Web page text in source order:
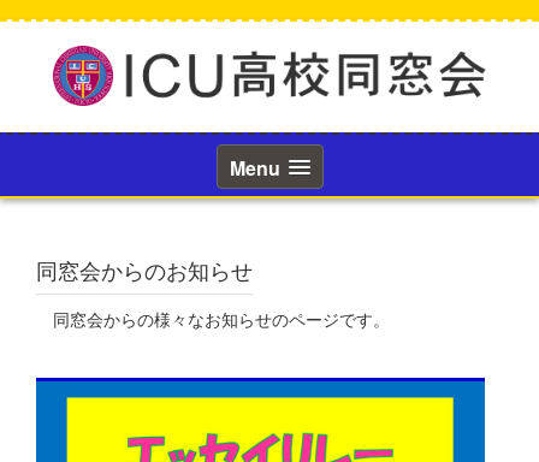
へ
ッ
Menu
同窓会からのお知らせ
同窓会からの様々なお知らせのページです。